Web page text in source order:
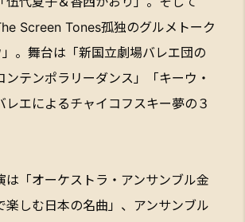
Screen Tones孤独のグルメトーク
。舞台は「新国立劇場バレエ団の
ンテンポラリーダンス」「キーウ・
レエによるチャイコフスキー夢の３
は「オーケストラ・アンサンブル金
楽しむ日本の名曲」、アンサンブル